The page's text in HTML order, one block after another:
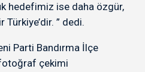
hedefimiz ise daha özgür,
” dedi.
Parti Bandırma İlçe
fotoğraf çekimi